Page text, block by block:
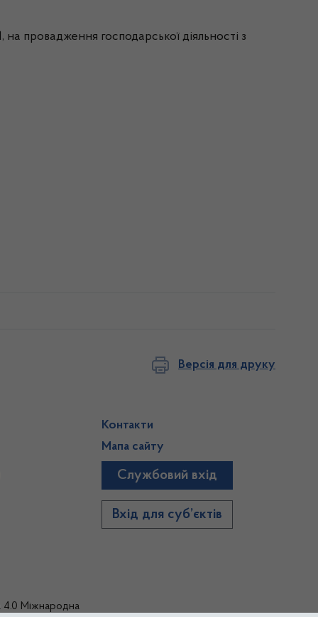
на провадження господарської діяльності з
Версія для друку
Контакти
Мапа сайту
Службовий вхід
Вхід для суб’єктів
4.0 Міжнародна